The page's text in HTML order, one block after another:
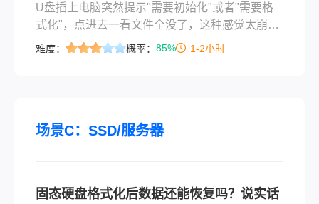
U盘插上电脑突然提示"需要初始化"或者"需要格
式化"，点进去一看文件全没了，这种感觉太崩溃
了。尤其是里面存了好几年的照片和工作文档，
情况。
难度： 概率： 85% 1-2小时
场景C：SSD/服务器
固态硬盘格式化后数据还能恢复吗？说实话